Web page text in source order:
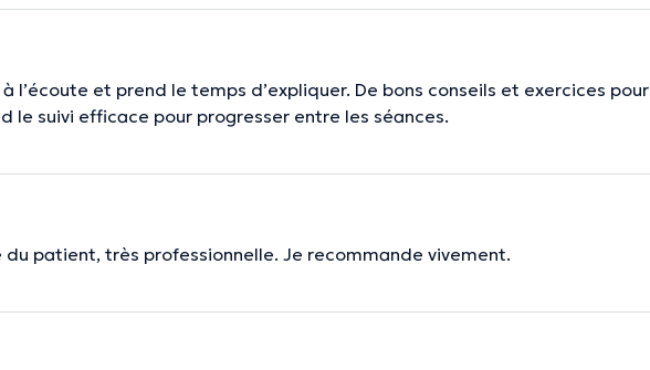
l’écoute et prend le temps d’expliquer. De bons conseils et exercices pour
le suivi efficace pour progresser entre les séances.
patient, très professionnelle. Je recommande vivement.